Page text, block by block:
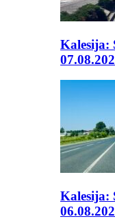
Kalesija:
Kalesija: